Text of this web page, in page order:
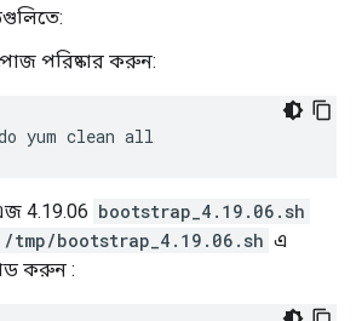
পরিষ্কার করুন:
yum clean all
4.19.06 bootstrap_4.19.06.sh
/tmp/bootstrap_4.19.06.sh এ
করুন :